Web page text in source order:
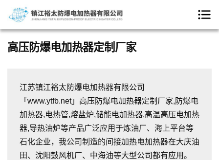
高压防爆电加热器定制厂家
江苏镇江裕太防爆电加热器有限公司
「www.ytfb.net」高压防爆电加热器定制厂家,防爆电
加热器,电热管,熔盐炉,储能电加热器,高温高压电加热
器,导热油炉等产品广泛应用于炼油厂、海上平台等
石化企业，我公司制造的间接加热电加热器在大庆油
田、沈阳鼓风机厂、中海油等大型公司都有应用。